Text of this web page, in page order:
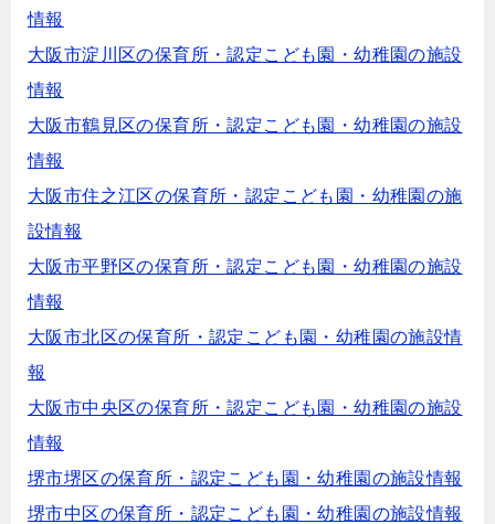
情報
大阪市淀川区の保育所・認定こども園・幼稚園の施設
情報
大阪市鶴見区の保育所・認定こども園・幼稚園の施設
情報
大阪市住之江区の保育所・認定こども園・幼稚園の施
設情報
大阪市平野区の保育所・認定こども園・幼稚園の施設
情報
大阪市北区の保育所・認定こども園・幼稚園の施設情
報
大阪市中央区の保育所・認定こども園・幼稚園の施設
情報
堺市堺区の保育所・認定こども園・幼稚園の施設情報
堺市中区の保育所・認定こども園・幼稚園の施設情報